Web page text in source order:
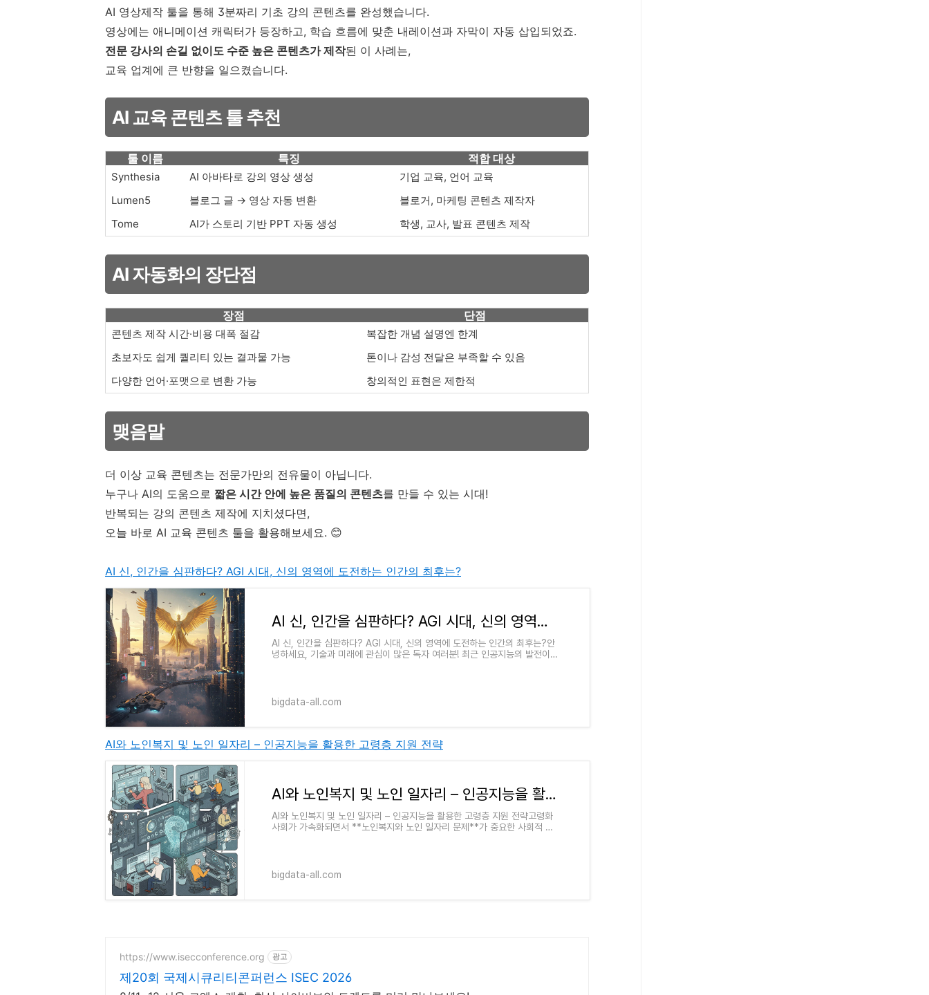
AI 영상제작 툴을 통해 3분짜리 기초 강의 콘텐츠를 완성했습니다.
영상에는 애니메이션 캐릭터가 등장하고, 학습 흐름에 맞춘 내레이션과 자막이 자동 삽입되었죠.
전문 강사의 손길 없이도 수준 높은 콘텐츠가 제작된 이 사례는,
교육 업계에 큰 반향을 일으켰습니다.
AI 교육 콘텐츠 툴 추천
툴 이름 특징 적합 대상
Synthesia AI 아바타로 강의 영상 생성
기업 교육, 언어 교육
Lumen5
블로그 글 → 영상 자동 변환
블로거, 마케팅 콘텐츠 제작자
Tome
AI가 스토리 기반 PPT 자동 생성 학생, 교사, 발표 콘텐츠 제작
AI 자동화의 장단점
장점 단점
콘텐츠 제작 시간·비용 대폭 절감
복잡한 개념 설명엔 한계
초보자도 쉽게 퀄리티 있는 결과물 가능
톤이나 감성 전달은 부족할 수 있음
다양한 언어·포맷으로 변환 가능
창의적인 표현은 제한적
맺음말
더 이상 교육 콘텐츠는 전문가만의 전유물이 아닙니다.
누구나 AI의 도움으로 짧은 시간 안에 높은 품질의 콘텐츠를 만들 수 있는 시대!
반복되는 강의 콘텐츠 제작에 지치셨다면,
오늘 바로 AI 교육 콘텐츠 툴을 활용해보세요. 😊
AI 신, 인간을 심판하다? AGI 시대, 신의 영역에 도전하는 인간의 최후는?
AI 신, 인간을 심판하다? AGI 시대, 신의 영역에 도전하는 인간의 최후는?
AI 신, 인간을 심판하다? AGI 시대, 신의 영역에 도전하는 인간의 최후는?안
녕하세요, 기술과 미래에 관심이 많은 독자 여러분! 최근 인공지능의 발전이
bigdata-all.com
AI와 노인복지 및 노인 일자리 – 인공지능을 활용한 고령층 지원 전략
AI와 노인복지 및 노인 일자리 – 인공지능을 활용한 고령층 지원 전략
AI와 노인복지 및 노인 일자리 – 인공지능을 활용한 고령층 지원 전략고령화
사회가 가속화되면서 **노인복지와 노인 일자리 문제**가 중요한 사회적 이
bigdata-all.com
https://www.isecconference.org 광고
제20회 국제시큐리티콘퍼런스 ISEC 2026